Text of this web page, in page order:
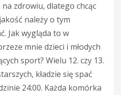
zdrowiu, dlatego chcąc
należy o tym
Jak wygląda to w
mnie dzieci i młodych
sport? Wielu 12. czy 13.
kładzie się spać
24:00. Każda komórka